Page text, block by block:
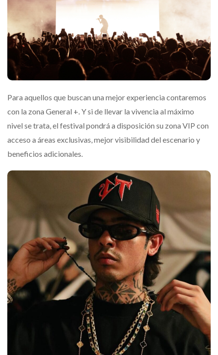
Para aquellos que buscan una mejor experiencia contaremos
con la zona General +. Y si de llevar la vivencia al máximo
nivel se trata, el festival pondrá a disposición su zona VIP con
acceso a áreas exclusivas, mejor visibilidad del escenario y
beneficios adicionales.